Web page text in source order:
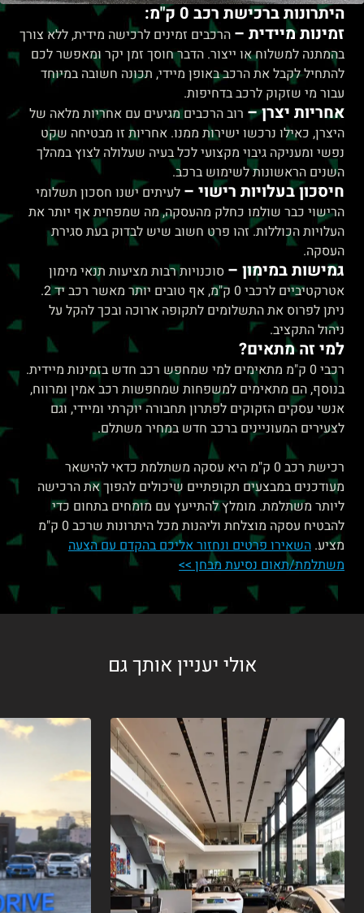
היתרונות ברכישת רכב 0 ק"מ:
זמינות מיידית – הרכבים זמינים לרכישה מידית, ללא צורך
בהמתנה למשלוח או ייצור. הדבר חוסך זמן יקר ומאפשר לכם
להתחיל לקבל את הרכב באופן מיידי, תכונה חשובה במיוחד
עבור מי שזקוק לרכב בדחיפות.
אחריות יצרן – רוב הרכבים מגיעים עם אחריות מלאה של
היצרן, כאילו נרכשו ישירות ממנו. אחריות זו מבטיחה שקט
נפשי ומעניקה גיבוי מקצועי לכל בעיה שעלולה לצוץ במהלך
השנים הראשונות לשימוש ברכב.
חיסכון בעלויות רישוי – לעיתים ישנו חסכון תשלומי
הרישוי כבר שולמו כחלק מהעסקה, מה שמפחית אף יותר את
העלויות הכוללות. זהו פרט חשוב שיש לבדוק בעת סגירת
העסקה.
גמישות במימון – סוכנויות רבות מציעות תנאי מימון
אטרקטיביים לרכבי 0 ק"מ, אף טובים יותר מאשר רכב יד 2.
ניתן לפרוס את התשלומים לתקופה ארוכה ובכך להקל על
ניהול התקציב.
למי זה מתאים?
רכבי 0 ק"מ מתאימים למי שמחפש רכב חדש בזמינות מיידית.
בנוסף, הם מתאימים למשפחות שמחפשות רכב אמין ומרווח,
אנשי עסקים הזקוקים לפתרון תחבורה יוקרתי ומיידי, וגם
לצעירים המעוניינים ברכב חדש במחיר משתלם.
רכישת רכב 0 ק"מ היא עסקה משתלמת כדאי להישאר
מעודכנים במבצעים תקופתיים שיכולים להפוך את הרכישה
ליותר משתלמת. מומלץ להתייעץ עם מומחים בתחום כדי
להבטיח עסקה מוצלחת וליהנות מכל היתרונות שרכב 0 ק"מ
מציע. השאירו פרטים ונחזור אליכם בהקדם עם הצעה
משתלמת/תאום נסיעת מבחן >>
אולי יעניין אותך גם